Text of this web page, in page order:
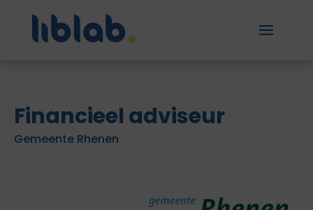
Financieel adviseur
Gemeente Rhenen